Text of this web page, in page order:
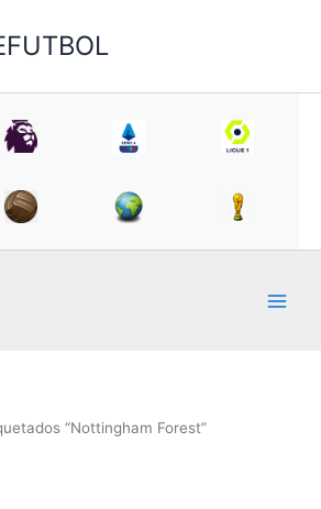
“Nottingham Forest”